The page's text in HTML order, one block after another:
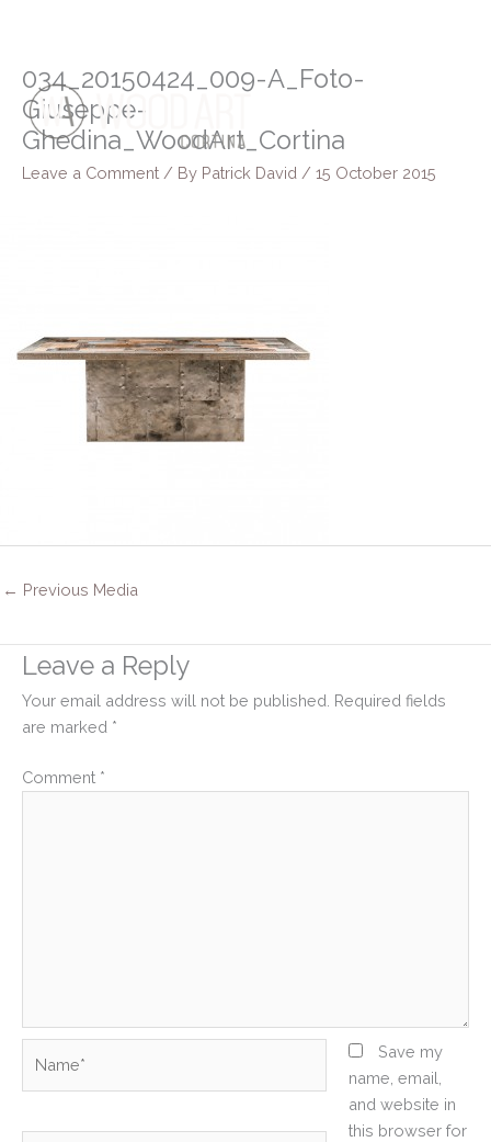
034_20150424_009-A_Foto-
Giuseppe-
Ghedina_WoodArt_Cortina
Leave a Comment / By Patrick David / 15 October 2015
← Previous Media
Leave a Reply
Your email address will not be published. Required fields
are marked *
Comment *
Save my
name, email,
and website in
this browser for